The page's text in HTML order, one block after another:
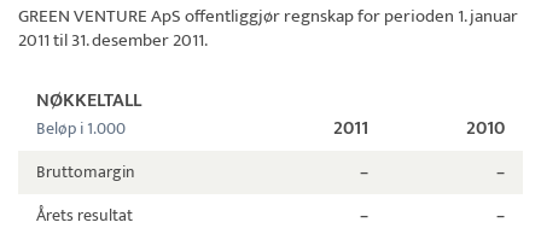
GREEN VENTURE ApSoffentliggjør regnskap for perioden 1. januar
2011 til 31. desember 2011.
NØKKELTALL
Beløp i 1.000 2011 2010
Bruttomargin –
–
Årets resultat
–
–